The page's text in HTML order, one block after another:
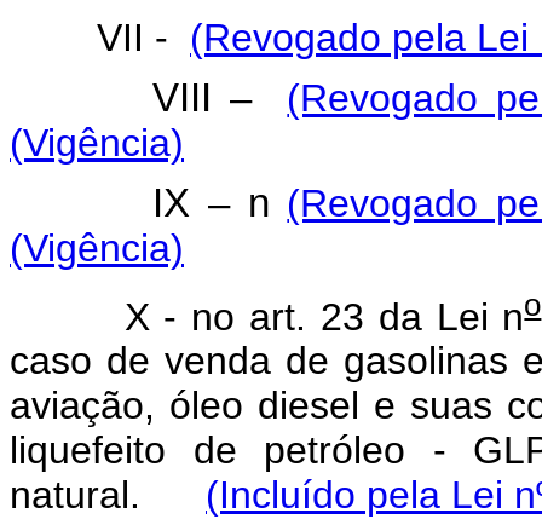
VII - (Revogado pela
VIII –
(Revogado
(Vigência)
IX – n (Revogado
(Vigência)
X - no art. 23 da Lei no
caso de venda de gasolinas
aviação, óleo diesel e suas
liquefeito de petróleo -
natural. (Incluído pela Lei